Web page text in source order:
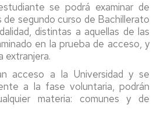
se podrá examinar de
segundo curso de Bachillerato
distintas a aquellas de las
en la prueba de acceso, y
extranjera.
acceso a la Universidad y se
a la fase voluntaria, podrán
materia: comunes y de